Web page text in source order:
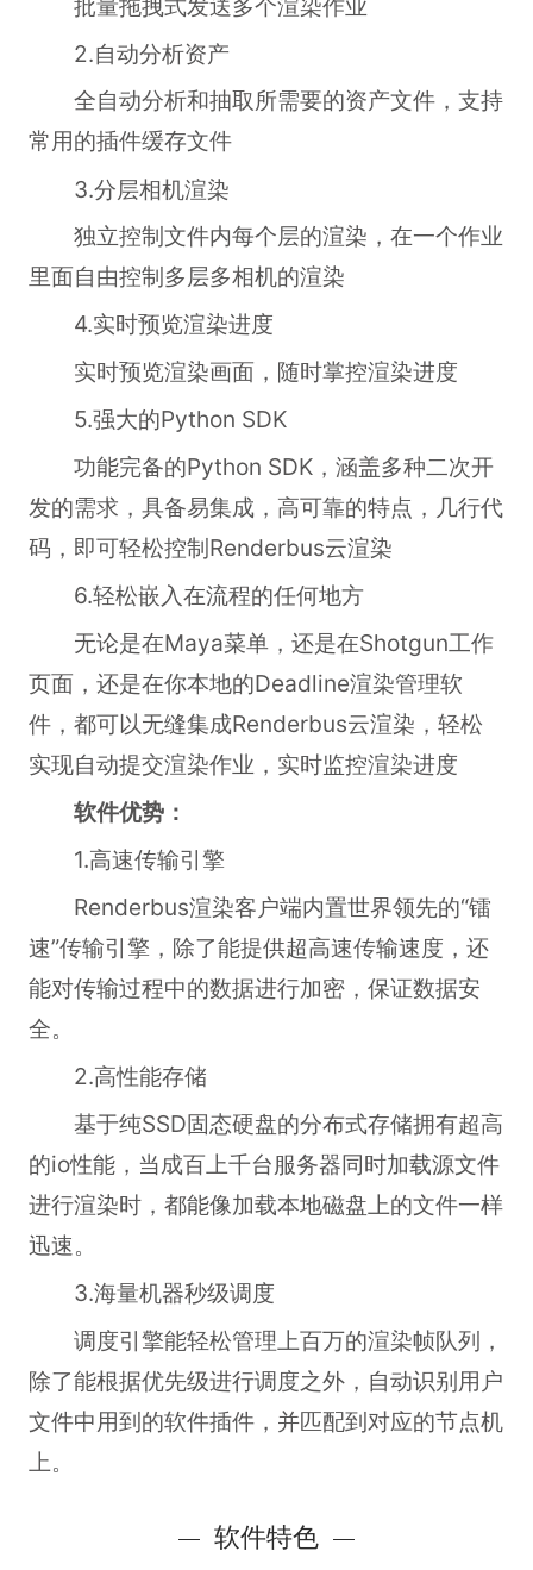
2.自动分析资产
全自动分析和抽取所需要的资产文件，支持
常用的插件缓存文件
3.分层相机渲染
独立控制文件内每个层的渲染，在一个作业
里面自由控制多层多相机的渲染
4.实时预览渲染进度
实时预览渲染画面，随时掌控渲染进度
5.强大的Python SDK
功能完备的Python SDK，涵盖多种二次开
发的需求，具备易集成，高可靠的特点，几行代
码，即可轻松控制Renderbus云渲染
6.轻松嵌入在流程的任何地方
无论是在Maya菜单，还是在Shotgun工作
页面，还是在你本地的Deadline渲染管理软
件，都可以无缝集成Renderbus云渲染，轻松
实现自动提交渲染作业，实时监控渲染进度
软件优势：
1.高速传输引擎
Renderbus渲染客户端内置世界领先的“镭
速”传输引擎，除了能提供超高速传输速度，还
能对传输过程中的数据进行加密，保证数据安
全。
2.高性能存储
基于纯SSD固态硬盘的分布式存储拥有超高
的io性能，当成百上千台服务器同时加载源文件
进行渲染时，都能像加载本地磁盘上的文件一样
迅速。
3.海量机器秒级调度
调度引擎能轻松管理上百万的渲染帧队列，
除了能根据优先级进行调度之外，自动识别用户
文件中用到的软件插件，并匹配到对应的节点机
上。
软件特色